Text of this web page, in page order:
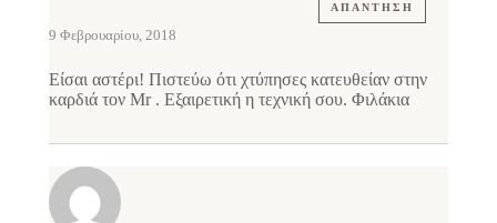
ΑΠΆΝΤΗΣΗ
9 Φεβρουαρίου, 2018
Είσαι αστέρι! Πιστεύω ότι χτύπησες κατευθείαν στην
καρδιά τον Mr . Εξαιρετική η τεχνική σου. Φιλάκια